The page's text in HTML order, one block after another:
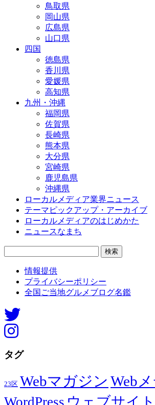
鳥取県
岡山県
広島県
山口県
四国
徳島県
香川県
愛媛県
高知県
九州・沖縄
福岡県
佐賀県
長崎県
熊本県
大分県
宮崎県
鹿児島県
沖縄県
ローカルメディア業界ニュース
テーマピックアップ・アーカイブ
ローカルメディアのはじめかた
ニュースなまち
情報提供
プライバシーポリシー
全国ご当地グルメブログ名鑑
タグ
23区 Webマガジン Web
ウェブサイト